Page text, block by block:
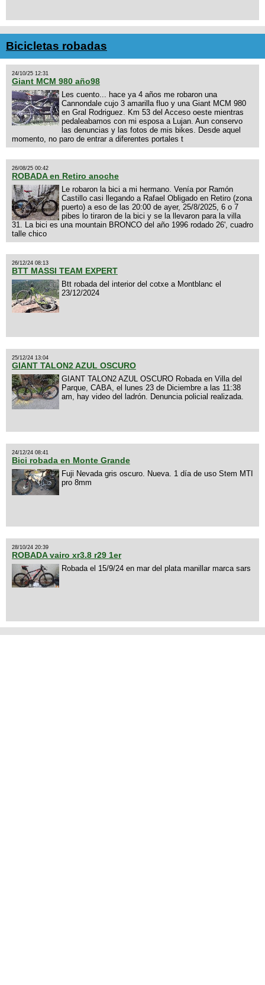
Bicicletas robadas
24/10/25 12:31
Giant MCM 980 año98
Les cuento... hace ya 4 años me robaron una
Cannondale cujo 3 amarilla fluo y una Giant MCM 980
en Gral Rodriguez. Km 53 del Acceso oeste mientras
pedaleabamos con mi esposa a Lujan. Aun conservo
las denuncias y las fotos de mis bikes. Desde aquel
momento, no paro de entrar a diferentes portales t
26/08/25 00:42
ROBADA en Retiro anoche
Le robaron la bici a mi hermano. Venía por Ramón
Castillo casi llegando a Rafael Obligado en Retiro (zona
puerto) a eso de las 20:00 de ayer, 25/8/2025, 6 o 7
pibes lo tiraron de la bici y se la llevaron para la villa
31. La bici es una mountain BRONCO del año 1996 rodado 26', cuadro
talle chico
26/12/24 08:13
BTT MASSI TEAM EXPERT
Btt robada del interior del cotxe a Montblanc el
23/12/2024
25/12/24 13:04
GIANT TALON2 AZUL OSCURO
GIANT TALON2 AZUL OSCURO Robada en Villa del
Parque, CABA, el lunes 23 de Diciembre a las 11:38
am, hay video del ladrón. Denuncia policial realizada.
24/12/24 08:41
Bici robada en Monte Grande
Fuji Nevada gris oscuro. Nueva. 1 día de uso Stem MTI
pro 8mm
28/10/24 20:39
ROBADA vairo xr3.8 r29 1er
Robada el 15/9/24 en mar del plata manillar marca sars